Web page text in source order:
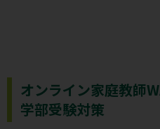
オンライン家庭教師
学部受験対策